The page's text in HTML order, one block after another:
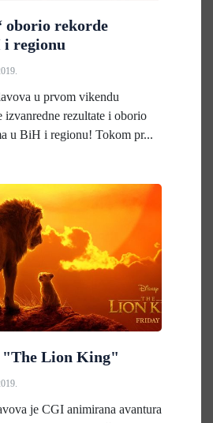
oborio rekorde
i regionu
u prvom vikendu
rezultate i oborio
u BiH i regionu! Tokom pr...
Lion King"
je CGI animirana avantura